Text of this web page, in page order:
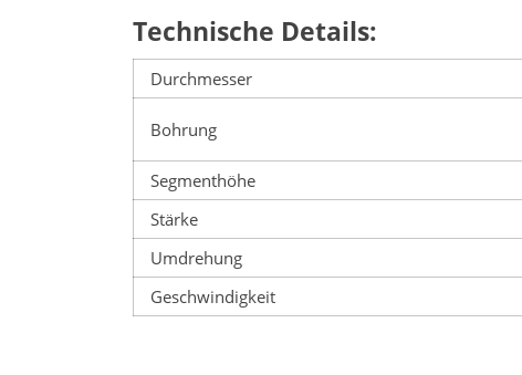
Technische Details:
Durchmesser
Bohrung
Segmenthöhe
Stärke
Umdrehung
Geschwindigkeit